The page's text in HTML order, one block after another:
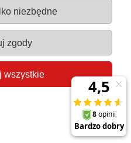
niezbędne
zgody
wszystkie